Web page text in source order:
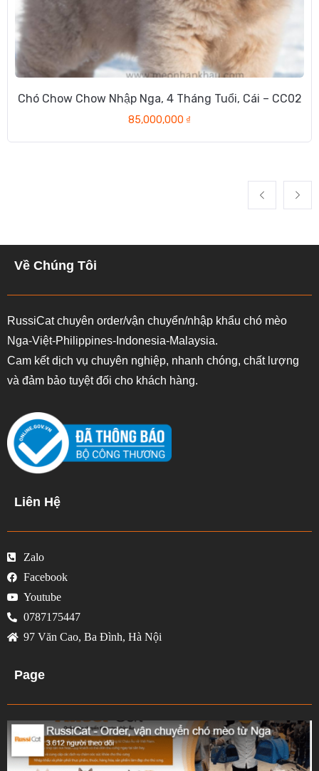
Chó Chow Chow Nhập Nga, 4 Tháng Tuổi, Cái – CC02
85,000,000 ₫
Về Chúng Tôi
RussiCat chuyên order/vận chuyển/nhập khẩu chó mèo
Nga-Việt-Philippines-Indonesia-Malaysia.
Cam kết dịch vụ chuyên nghiệp, nhanh chóng, chất lượng
và đảm bảo tuyệt đối cho khách hàng.
Liên Hệ
Zalo
Facebook
Youtube
0787175447
97 Văn Cao, Ba Đình, Hà Nội
Page